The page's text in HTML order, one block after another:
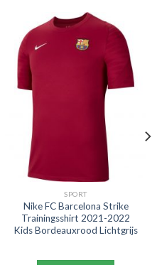
SPORT
Nike FC Barcelona Strike
Trainingsshirt 2021-2022
Kids Bordeauxrood Lichtgrijs